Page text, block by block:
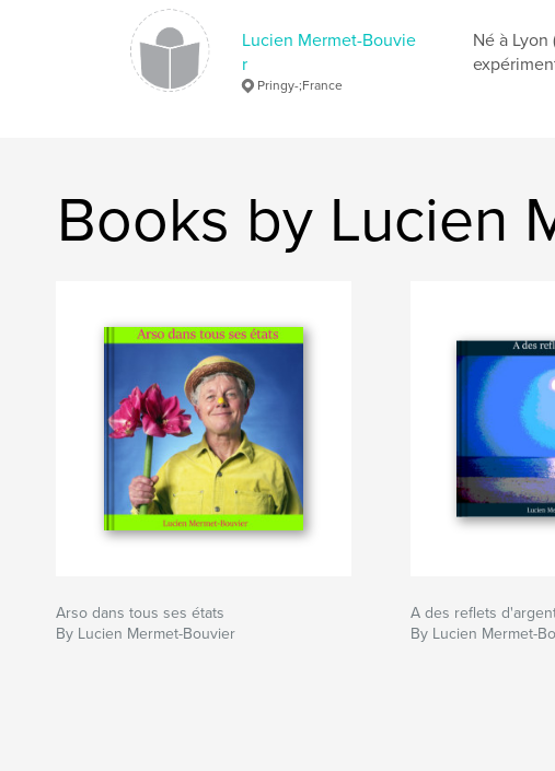
Lucien Mermet-Bouvie
r
Pringy-;France
Né à
Books by Lucien
Arso dans tous ses états
By Lucien Mermet-Bouvier
A des reflets
By Lucien Mermet-